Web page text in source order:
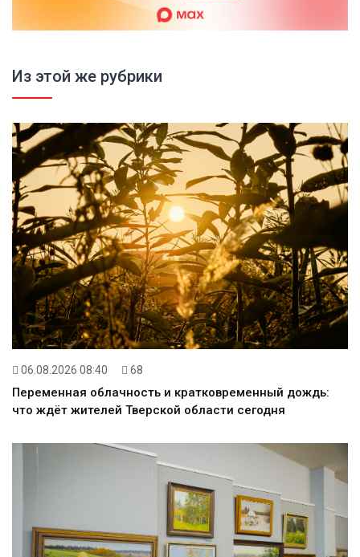
Из этой же рубрики
06.08.2026 08:40 68
Переменная облачность и кратковременный дождь:
что ждёт жителей Тверской области сегодня